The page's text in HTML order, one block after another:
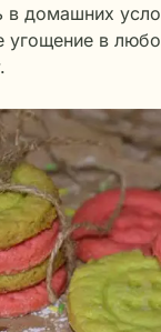
в домашних
угощение в